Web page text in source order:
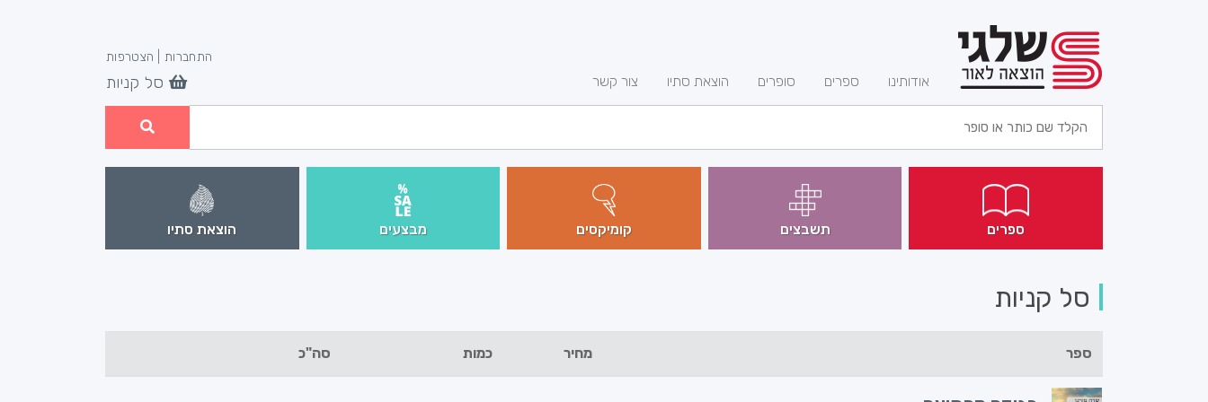
אודותינו ספרים סופרים הוצאת סתיו צור קשר
התחברות הצטרפות
סל קניות
ספרים תשבצים קומיקסים מבצעים הוצאת סתיו
סל קניות
ספר מחיר כמות סה"כ